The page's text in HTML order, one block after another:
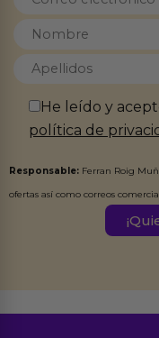
He leído y
política de
Responsable: Ferran Roig
ofertas así como correos
Destinatarios: